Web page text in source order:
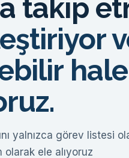
takip
hale
yalnızca görev listesi
ele alıyoruz